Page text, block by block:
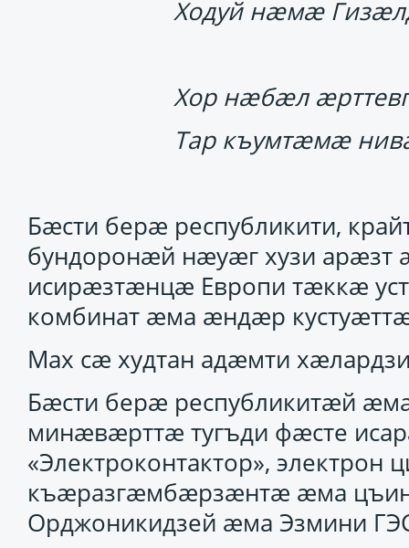
Ходуй нӕмӕ
Хор нӕбӕл
Тар къумтӕмӕ
Бӕсти берӕ республикити,
бундоронӕй нӕуӕг хузи арӕзт
исирӕзтӕнцӕ Европи тӕккӕ
комбинат ӕма ӕндӕр
Мах сӕ худтан адӕмти
Бӕсти берӕ республикитӕй
минӕвӕрттӕ тугъди фӕсте
«Электроконтактор», электрон
къӕразгӕмбӕрзӕнтӕ ӕма
Орджоникидзей ӕма Эзмини